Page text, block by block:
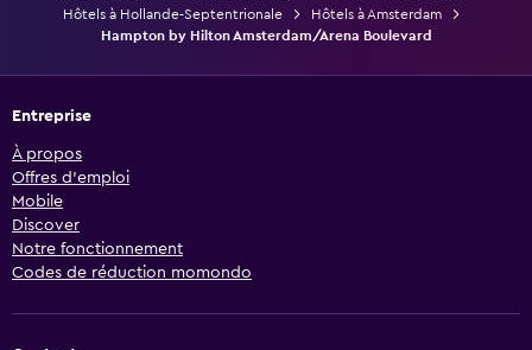
Hôtels à Hollande-Septentrionale
Hôtels à Amsterdam
Hampton by Hilton Amsterdam/Arena Boulevard
Entreprise
À propos
Offres d’emploi
Mobile
Discover
Notre fonctionnement
Codes de réduction momondo